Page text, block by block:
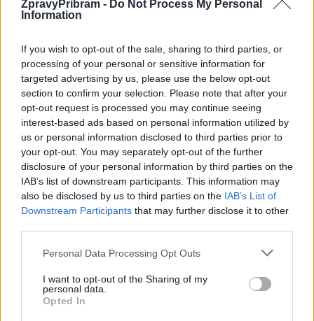
ZpravyPribram - Do Not Process My Personal
Information
If you wish to opt-out of the sale, sharing to third parties, or
processing of your personal or sensitive information for
targeted advertising by us, please use the below opt-out
section to confirm your selection. Please note that after your
opt-out request is processed you may continue seeing
interest-based ads based on personal information utilized by
us or personal information disclosed to third parties prior to
your opt-out. You may separately opt-out of the further
disclosure of your personal information by third parties on the
IAB’s list of downstream participants. This information may
also be disclosed by us to third parties on the IAB’s List of
Downstream Participants that may further disclose it to other
Personal Data Processing Opt Outs
I want to opt-out of the Sharing of my
personal data.
Opted In
Bohužel, bohudík, každý, jak uváží.
se zpět k občanům v podobě výstavby parkovacích míst
a zlepšení dopravní infrastruktury paušálně. Poslouží jako základ
pro budoucí investice do parkovacích domů, které naše město
žalostně potřebuje. Jeden známý politik kdysi prohlásil, že
o peníze jde vždycky až v první řadě. V případě našich „zón
neklidu“ je tím hlavním záměrem úprava parkovacích poměrů ve
městě a předejití kolapsového stavu, ke kterému by v horizontu
několika málo let nutně došlo.
hodně politických bodů. Přál bych si, abychom se na věc pokusili
dívat trochu rozumněji s alespoň malinkou snahou o pochopení
argumentů protistrany.